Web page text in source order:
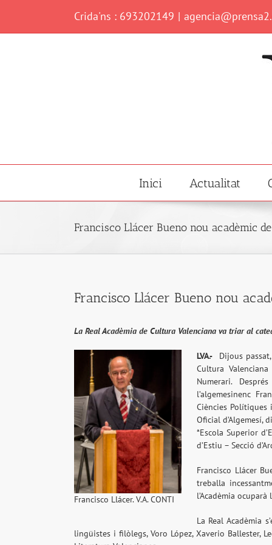
content
Crida'ns : 693202149 |
Inici Actualitat
Francisco Llácer Bueno nou acadèmic
Francisco Llácer Bueno nou
La Real Acadèmia de Cultura Valenciana va triar al
Francisco Llácer. V.A. CONTI
LVA.- Dijous
Cultura
Numerari.
l’algemesinenc
Ciències Polítiques
Oficial d’Algemesí,
*Escola Superior
d’Estiu – Secció
Francisco Llácer
treballa
l’Acadèmia
La Real Acadèmia
lingüistes i filòlegs, Voro López, Xaverio Ballester,